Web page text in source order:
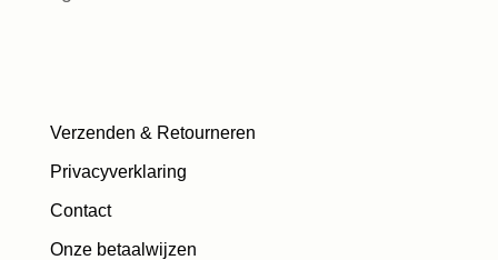
Verzenden & Retourneren
Privacyverklaring
Contact
Onze betaalwijzen